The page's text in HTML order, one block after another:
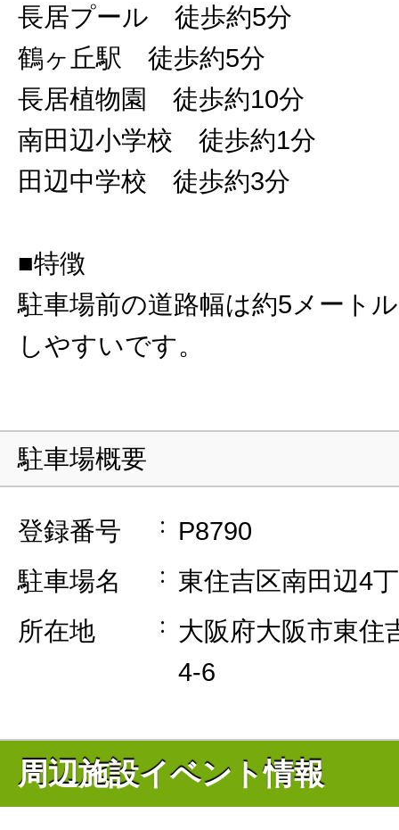
長居プール 徒歩約5分
鶴ヶ丘駅 徒歩約5分
長居植物園 徒歩約10分
南田辺小学校 徒歩約1分
田辺中学校 徒歩約3分
■特徴
駐車場前の道路幅は約5メート
しやすいです。
駐車場概要
登録番号
P8790
駐車場名
東住吉区南田辺4
所在地
大阪府大阪市東住
4-6
周辺施設イベント情報